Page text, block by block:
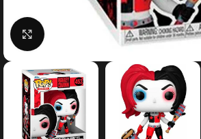
Clic para agrandar